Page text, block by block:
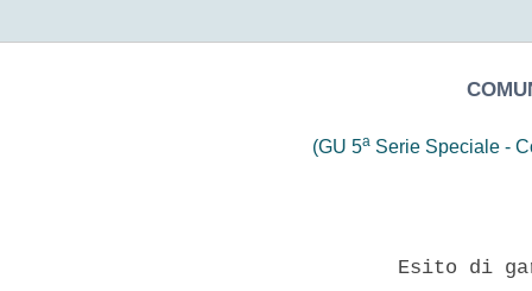
(GU 5a Serie Speciale -
Esito di